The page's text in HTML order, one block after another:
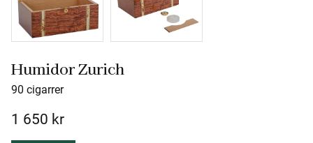
Humidor Zurich
90 cigarrer
1 650 kr